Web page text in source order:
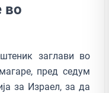
во
заглави во
пред седум
за Израел, за да